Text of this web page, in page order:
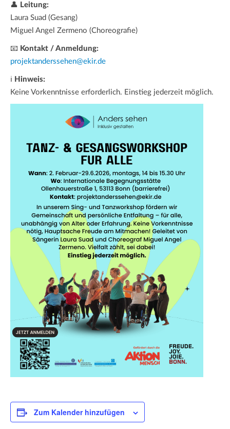
👤 Leitung:
Laura Suad (Gesang)
Miguel Angel Zermeno (Choreografie)
📧 Kontakt / Anmeldung:
projektanderssehen@ekir.de
ℹ Hinweis:
Keine Vorkenntnisse erforderlich. Einstieg jederzeit möglich.
Zum Kalender hinzufügen